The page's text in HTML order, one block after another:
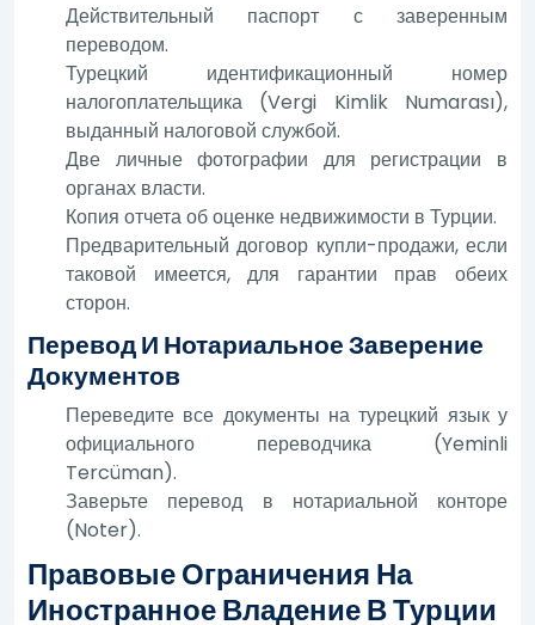
Действительный паспорт с заверенным
переводом.
Турецкий идентификационный номер
налогоплательщика (Vergi Kimlik Numarası),
выданный налоговой службой.
Две личные фотографии для регистрации в
органах власти.
Копия отчета об оценке недвижимости в Турции.
Предварительный договор купли-продажи, если
таковой имеется, для гарантии прав обеих
сторон.
Перевод И Нотариальное Заверение
Документов
Переведите все документы на турецкий язык у
официального переводчика (Yeminli
Tercüman).
Заверьте перевод в нотариальной конторе
(Noter).
Правовые Ограничения На
Иностранное Владение В Турции